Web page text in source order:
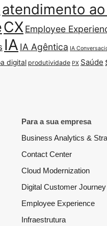
atendimento
CXEmployee
IA IA Agêntica IA
digital produtividade PX Saúde
Para a sua empresa
Business Analytics &
Contact Center
Cloud Modernization
Digital Customer Journey
Employee Experience
Infraestrutura